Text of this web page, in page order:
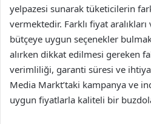
yelpazesi sunarak tüketicilerin
vermektedir. Farklı fiyat
bütçeye uygun seçenekler
alırken dikkat edilmesi gereken
verimliliği, garanti süresi ve
Media Markt’taki kampanya ve
uygun fiyatlarla kaliteli bir